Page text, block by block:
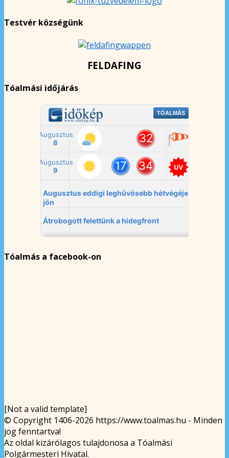
Testvér községünk
FELDAFING
Tóalmási időjárás
Tóalmás a facebook-on
[Not a valid template]
© Copyright 1406-2026 https://www.toalmas.hu - Minden
jog fenntartva!
Az oldal kizárólagos tulajdonosa a Tóalmási
Polgármesteri Hivatal.